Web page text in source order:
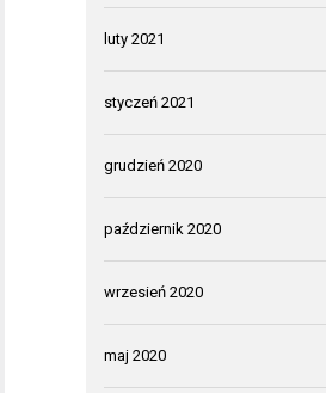
luty 2021
styczeń 2021
grudzień 2020
październik 2020
wrzesień 2020
maj 2020